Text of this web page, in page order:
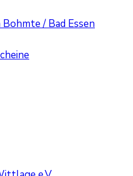
/ Bad Essen